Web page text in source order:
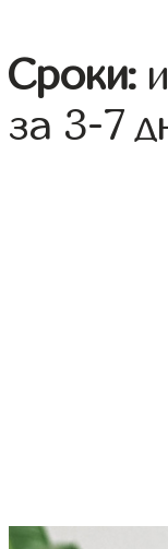
Сроки:
за 3-7